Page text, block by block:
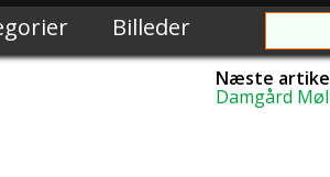
Billeder
Næste
Damgård